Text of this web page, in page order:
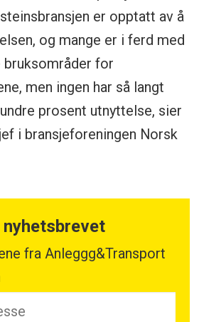
er opptatt av å
og mange er i ferd med
bruksområder for
men ingen har så langt
prosent utnyttelse, sier
i bransjeforeningen Norsk
nyhetsbrevet
fra Anleggg&Transport